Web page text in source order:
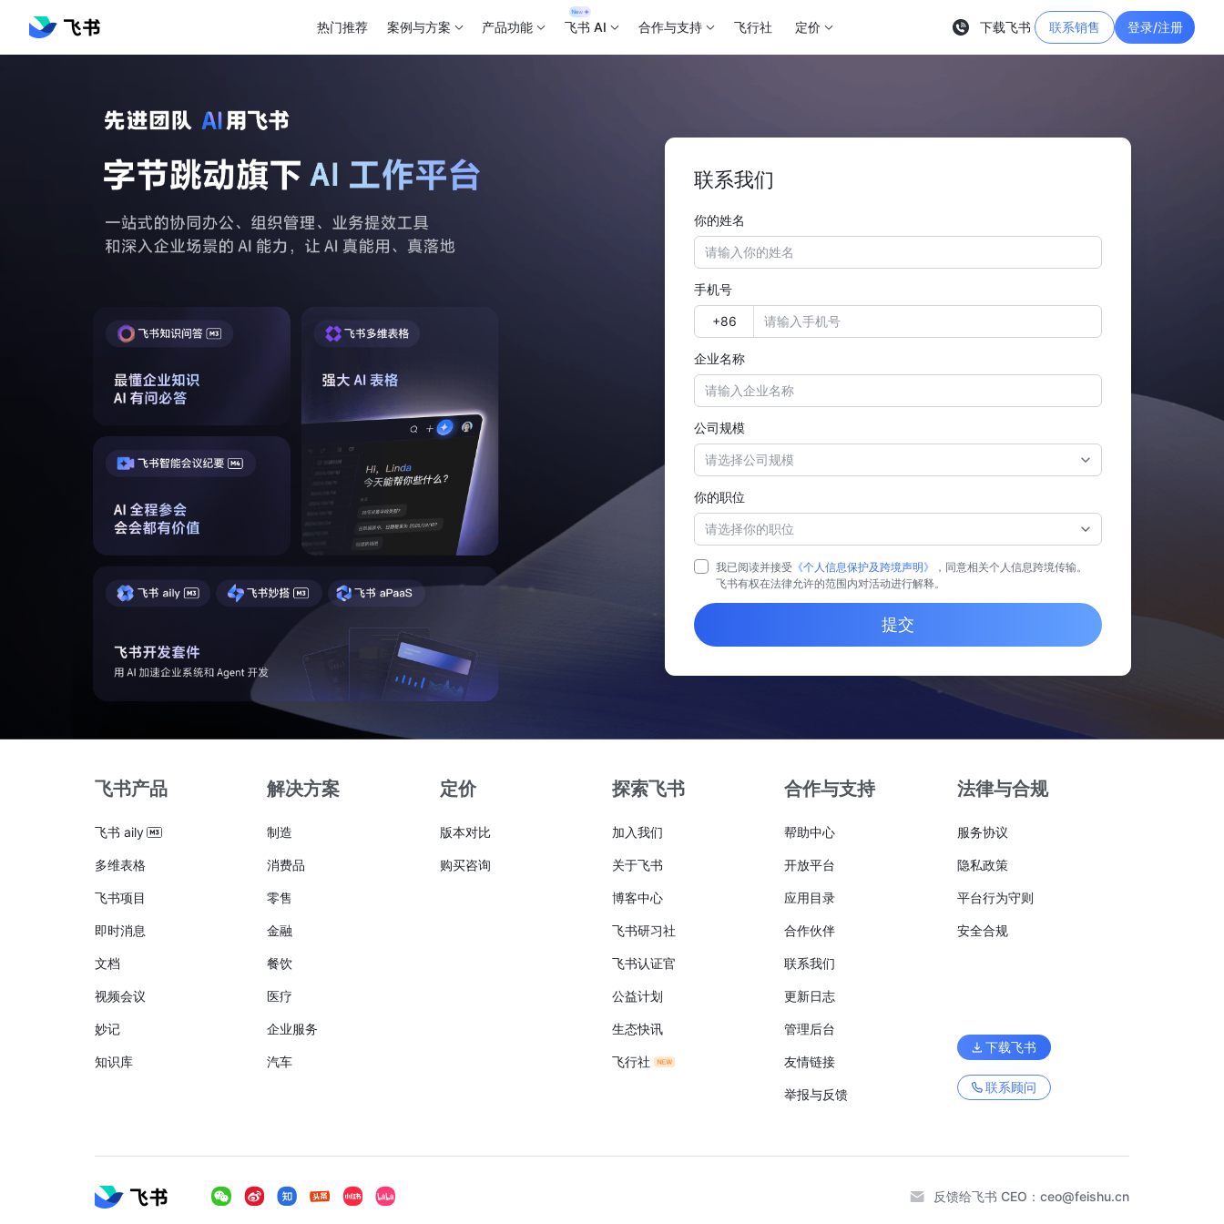
热门推荐 案例与方案 产品功能 飞书 AI 合作与支持 飞行社 定价 下载飞书 联系销售 登录/注册
联系我们
你的姓名
手机号
企业名称
公司规模
请选择公司规模
你的职位
请选择你的职位
我已阅读并接受 《个人信息保护及跨境声明》
，同意相关个人信息跨境传输。
飞书有权在法律允许的范围内对活动进行解释。
提交
飞书产品
飞书 aily
多维表格
飞书项目
即时消息
文档
视频会议
妙记
知识库
解决方案
制造
消费品
零售
金融
餐饮
医疗
企业服务
汽车
定价
版本对比
购买咨询
探索飞书
加入我们
关于飞书
博客中心
飞书研习社
飞书认证官
公益计划
生态快讯
飞行社
合作与支持
帮助中心
开放平台
应用目录
合作伙伴
联系我们
更新日志
管理后台
友情链接
举报与反馈
法律与合规
服务协议
隐私政策
平台行为守则
安全合规
下载飞书
联系顾问
反馈给飞书 CEO： ceo@feishu.cn